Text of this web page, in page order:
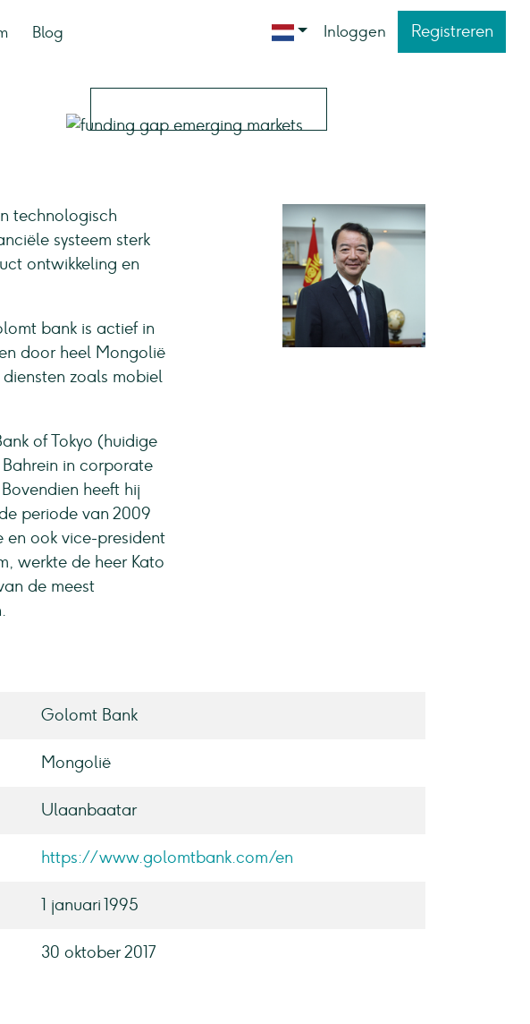
Blog Inloggen Registreren
technologisch
systeem sterk
ontwikkeling en
bank is actief in
door heel Mongolië
zoals mobiel
of Tokyo (huidige
in corporate
heeft hij
periode van 2009
en ook vice-president
werkte de heer Kato
de meest
Golomt Bank
Mongolië
Ulaanbaatar
https://www.golomtbank.com/en
1 januari 1995
30 oktober 2017